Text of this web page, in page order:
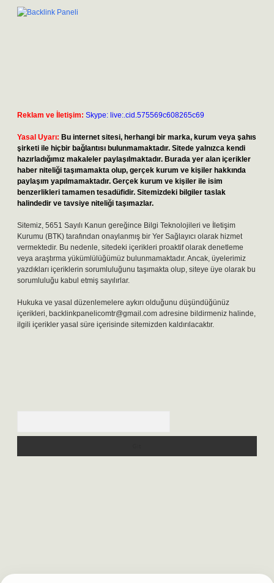
Reklam ve İletişim: Skype: live:.cid.575569c608265c69
Yasal Uyarı: Bu internet sitesi, herhangi bir marka, kurum veya şahıs
şirketi ile hiçbir bağlantısı bulunmamaktadır. Sitede yalnızca kendi
hazırladığımız makaleler paylaşılmaktadır. Burada yer alan içerikler
haber niteliği taşımamakta olup, gerçek kurum ve kişiler hakkında
paylaşım yapılmamaktadır. Gerçek kurum ve kişiler ile isim
benzerlikleri tamamen tesadüfidir. Sitemizdeki bilgiler taslak
halindedir ve tavsiye niteliği taşımazlar.
Sitemiz, 5651 Sayılı Kanun gereğince Bilgi Teknolojileri ve İletişim
Kurumu (BTK) tarafından onaylanmış bir Yer Sağlayıcı olarak hizmet
vermektedir. Bu nedenle, sitedeki içerikleri proaktif olarak denetleme
veya araştırma yükümlülüğümüz bulunmamaktadır. Ancak, üyelerimiz
yazdıkları içeriklerin sorumluluğunu taşımakta olup, siteye üye olarak bu
sorumluluğu kabul etmiş sayılırlar.
Hukuka ve yasal düzenlemelere aykırı olduğunu düşündüğünüz
içerikleri, backlinkpanelicomtr@gmail.com adresine bildirmeniz halinde,
ilgili içerikler yasal süre içerisinde sitemizden kaldırılacaktır.
betexpergir.net